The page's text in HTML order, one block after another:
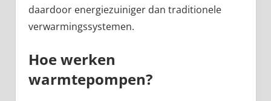
daardoor energiezuiniger dan traditionele
verwarmingssystemen.
Hoe werken
warmtepompen?